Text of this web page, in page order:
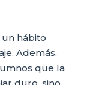
hábito
Además,
que la